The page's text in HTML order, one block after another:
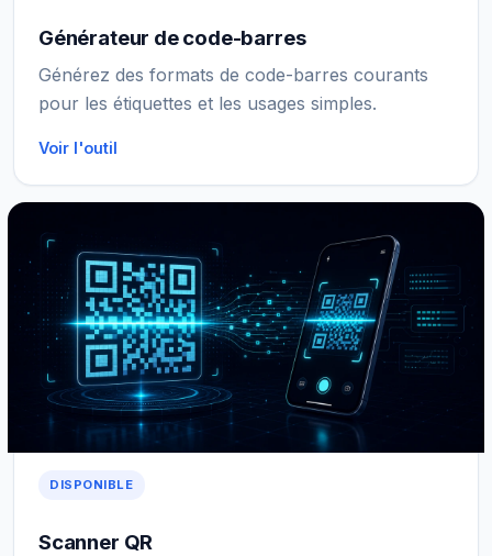
Générateur de code-barres
Générez des formats de code-barres courants
pour les étiquettes et les usages simples.
Voir l'outil
DISPONIBLE
Scanner QR